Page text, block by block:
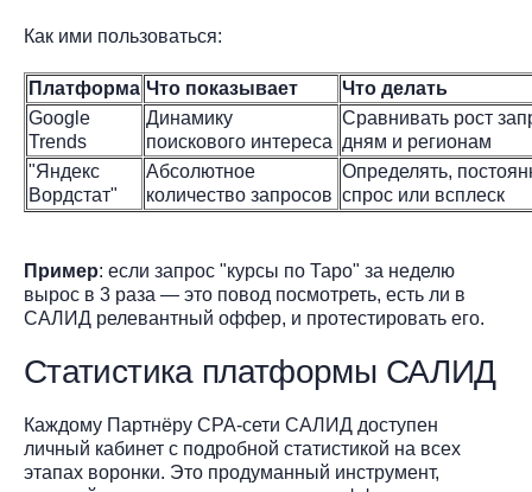
Как ими пользоваться:
Платформа Что показывает
Что делать
Google
Trends
Динамику
поискового интереса
Сравнивать рост
дням и регионам
"Яндекс
Вордстат"
Абсолютное
количество запросов
Определять,
спрос или всплеск
Пример: если запрос "курсы по Таро" за неделю
вырос в 3 раза — это повод посмотреть, есть ли в
САЛИД релевантный оффер, и протестировать его.
Статистика платформы САЛИД
Каждому Партнёру CPA-сети САЛИД доступен
личный кабинет с подробной статистикой на всех
этапах воронки. Это продуманный инструмент,